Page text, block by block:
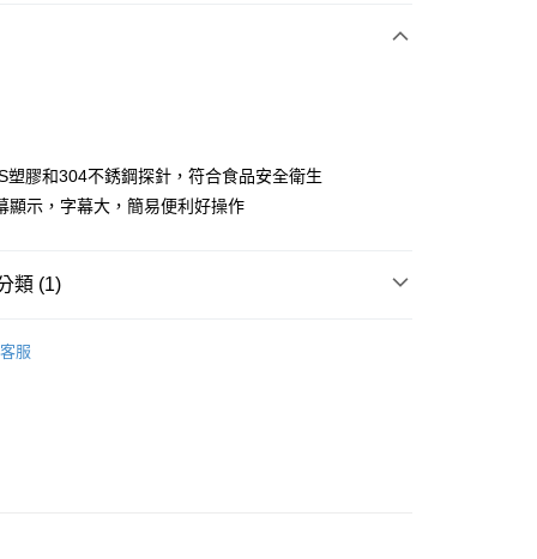
滿NT$699(含以上)免運費
滿NT$699(含以上)免運費
塑膠和304不銹鋼探針，符合食品安全衛生
顯示，字幕大，簡易便利好操作
類 (1)
客服